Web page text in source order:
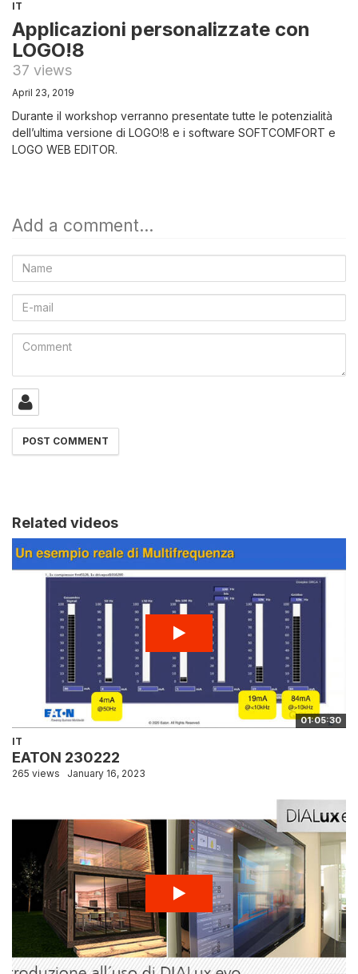
IT
Applicazioni personalizzate con
LOGO!8
37 views
April 23, 2019
Durante il workshop verranno presentate tutte le potenzialità
dell’ultima versione di LOGO!8 e i software SOFTCOMFORT e
LOGO WEB EDITOR.
Add a comment...
Name
E-
Comment
Related videos
01:05:30
IT
EATON 230222
265 views January 16, 2023